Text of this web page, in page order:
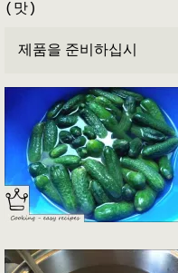
(맛)
제품을 준비하십시